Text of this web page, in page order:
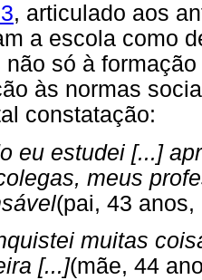
, articulado aos
a escola como
não só à
às normas
constatação:
eu estudei [...]
meus
(pai, 43
muitas
[...](mãe, 44